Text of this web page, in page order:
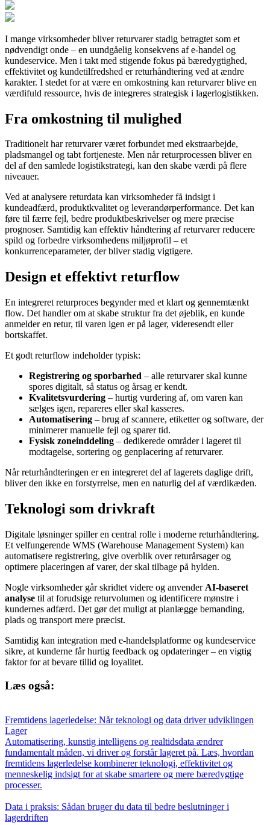
I mange virksomheder bliver returvarer stadig betragtet som et
nødvendigt onde – en uundgåelig konsekvens af e-handel og
kundeservice. Men i takt med stigende fokus på bæredygtighed,
effektivitet og kundetilfredshed er returhåndtering ved at ændre
karakter. I stedet for at være en omkostning kan returvarer blive en
værdifuld ressource, hvis de integreres strategisk i lagerlogistikken.
Fra omkostning til mulighed
Traditionelt har returvarer været forbundet med ekstraarbejde,
pladsmangel og tabt fortjeneste. Men når returprocessen bliver en
del af den samlede logistikstrategi, kan den skabe værdi på flere
niveauer.
Ved at analysere returdata kan virksomheder få indsigt i
kundeadfærd, produktkvalitet og leverandørperformance. Det kan
føre til færre fejl, bedre produktbeskrivelser og mere præcise
prognoser. Samtidig kan effektiv håndtering af returvarer reducere
spild og forbedre virksomhedens miljøprofil – et
konkurrenceparameter, der bliver stadig vigtigere.
Design et effektivt returflow
En integreret returproces begynder med et klart og gennemtænkt
flow. Det handler om at skabe struktur fra det øjeblik, en kunde
anmelder en retur, til varen igen er på lager, videresendt eller
bortskaffet.
Et godt returflow indeholder typisk:
Registrering og sporbarhed – alle returvarer skal kunne
spores digitalt, så status og årsag er kendt.
Kvalitetsvurdering – hurtig vurdering af, om varen kan
sælges igen, repareres eller skal kasseres.
Automatisering – brug af scannere, etiketter og software, der
minimerer manuelle fejl og sparer tid.
Fysisk zoneinddeling – dedikerede områder i lageret til
modtagelse, sortering og genplacering af returvarer.
Når returhåndteringen er en integreret del af lagerets daglige drift,
bliver den ikke en forstyrrelse, men en naturlig del af værdikæden.
Teknologi som drivkraft
Digitale løsninger spiller en central rolle i moderne returhåndtering.
Et velfungerende WMS (Warehouse Management System) kan
automatisere registrering, give overblik over returårsager og
optimere placeringen af varer, der skal tilbage på hylden.
Nogle virksomheder går skridtet videre og anvender AI-baseret
analyse til at forudsige returvolumen og identificere mønstre i
kundernes adfærd. Det gør det muligt at planlægge bemanding,
plads og transport mere præcist.
Samtidig kan integration med e-handelsplatforme og kundeservice
sikre, at kunderne får hurtig feedback og opdateringer – en vigtig
faktor for at bevare tillid og loyalitet.
Læs også:
Fremtidens lagerledelse: Når teknologi og data driver udviklingen
Lager
Automatisering, kunstig intelligens og realtidsdata ændrer
fundamentalt måden, vi driver og forstår lageret på. Læs, hvordan
fremtidens lagerledelse kombinerer teknologi, effektivitet og
menneskelig indsigt for at skabe smartere og mere bæredygtige
processer.
Data i praksis: Sådan bruger du data til bedre beslutninger i
lagerdriften